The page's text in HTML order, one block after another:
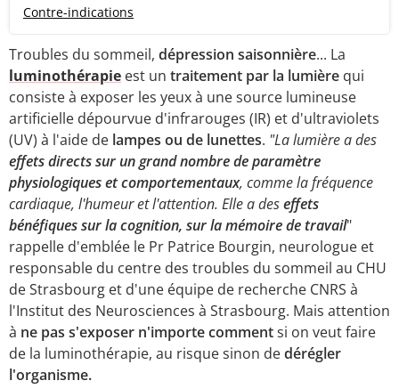
Contre-indications
Troubles du sommeil, dépression saisonnière... La
luminothérapie est un traitement par la lumière qui
consiste à exposer les yeux à une source lumineuse
artificielle dépourvue d'infrarouges (IR) et d'ultraviolets
(UV) à l'aide de lampes ou de lunettes. "La lumière a des
effets directs sur un grand nombre de paramètre
physiologiques et comportementaux, comme la fréquence
cardiaque, l'humeur et l'attention. Elle a deseffets
bénéfiques sur la cognition, sur la mémoire de travail"
rappelle d'emblée le Pr Patrice Bourgin, neurologue et
responsable du centre des troubles du sommeil au CHU
de Strasbourg et d'une équipe de recherche CNRS à
l'Institut des Neurosciences à Strasbourg. Mais attention
à ne pas s'exposer n'importe commentsi on veut faire
de la luminothérapie, au risque sinon dedérégler
l'organisme.